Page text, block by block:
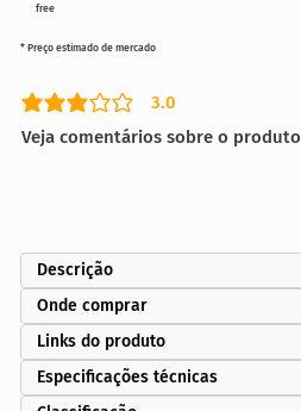
free
3.0
classificação média é 3 de 5
Veja comentários sobre o produto
* Preço estimado de mercado
Descrição
Onde comprar
Links do produto
Especificações técnicas